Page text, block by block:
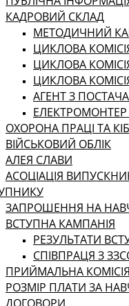
КАДРОВИЙ СКЛАД
МЕТОДИЧНИЙ
ЦИКЛОВА
ЦИКЛОВА
ЦИКЛОВА
АГЕНТ З
ОХОРОНА ПРАЦІ ТА
ВІЙСЬКОВИЙ ОБЛІК
АЛЕЯ СЛАВИ
АСОЦІАЦІЯ
ЗАПРОШЕННЯ НА
ВСТУПНА КАМПАНІЯ
РЕЗУЛЬТАТИ
СПІВПРАЦЯ З
ПРИЙМАЛЬНА КОМІСІЯ
РОЗМІР ПЛАТИ ЗА